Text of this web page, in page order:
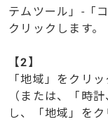
テムツール」-「
クリックします。
【2】
「地域」をクリッ
（または、「時
し、「地域」をク